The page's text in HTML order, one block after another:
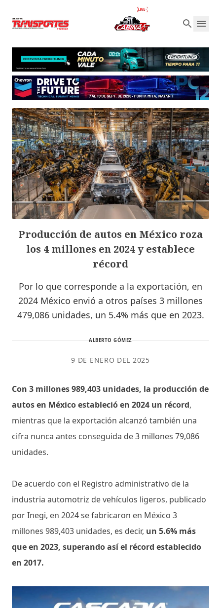
Producción de autos en México roza
los 4 millones en 2024 y establece
récord
Por lo que corresponde a la exportación, en
2024 México envió a otros países 3 millones
479,086 unidades, un 5.4% más que en 2023.
ALBERTO GÓMEZ
9 DE ENERO DEL 2025
Con 3 millones 989,403 unidades, la producción de
autos en México estableció en 2024 un récord,
mientras que la exportación alcanzó también una
cifra nunca antes conseguida de 3 millones 79,086
unidades.
De acuerdo con el Registro administrativo de la
industria automotriz de vehículos ligeros, publicado
por Inegi, en 2024 se fabricaron en México 3
millones 989,403 unidades, es decir, un 5.6% más
que en 2023, superando así el récord establecido
en 2017.